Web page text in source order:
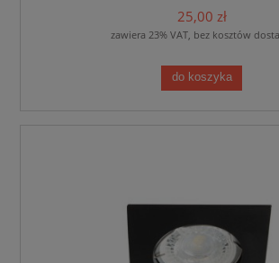
25,00 zł
zawiera 23% VAT, bez kosztów
do koszyka